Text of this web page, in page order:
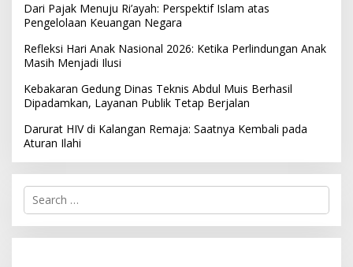
Dari Pajak Menuju Ri’ayah: Perspektif Islam atas
Pengelolaan Keuangan Negara
Refleksi Hari Anak Nasional 2026: Ketika Perlindungan Anak
Masih Menjadi Ilusi
Kebakaran Gedung Dinas Teknis Abdul Muis Berhasil
Dipadamkan, Layanan Publik Tetap Berjalan
Darurat HIV di Kalangan Remaja: Saatnya Kembali pada
Aturan Ilahi
S
r